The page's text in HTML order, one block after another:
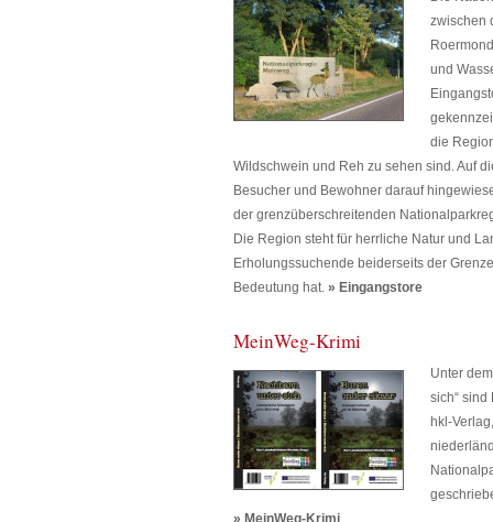
zwischen
und
die
Wildschwein und Reh zu sehen sind. Auf
Besucher und Bewohner darauf
der grenzüberschreitenden
Die Region steht für herrliche Natur und
Erholungssuchende beiderseits der
Bedeutung hat. » Eingangstore
MeinWeg-Krimi
Unter
sich“ sind
hkl-
» MeinWeg-Krimi